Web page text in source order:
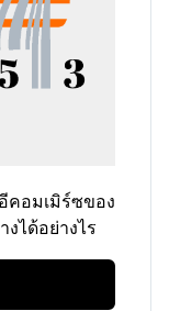
คอมเมิร์ซของ
ได้อย่างไร